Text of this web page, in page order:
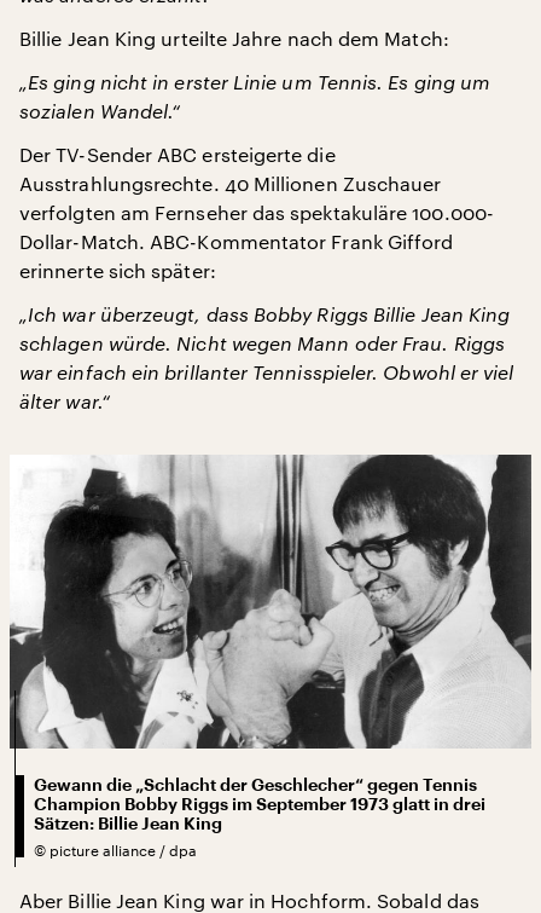
Billie Jean King urteilte Jahre nach dem Match:
„Es ging nicht in erster Linie um Tennis. Es ging um
sozialen Wandel.“
Der TV-Sender ABC ersteigerte die
Ausstrahlungsrechte. 40 Millionen Zuschauer
verfolgten am Fernseher das spektakuläre 100.000-
Dollar-Match. ABC-Kommentator Frank Gifford
erinnerte sich später:
„Ich war überzeugt, dass Bobby Riggs Billie Jean King
schlagen würde. Nicht wegen Mann oder Frau. Riggs
war einfach ein brillanter Tennisspieler. Obwohl er viel
älter war.“
Gewann die „Schlacht der Geschlecher“ gegen Tennis
Champion Bobby Riggs im September 1973 glatt in drei
Sätzen: Billie Jean King
© picture alliance / dpa
Aber Billie Jean King war in Hochform. Sobald das